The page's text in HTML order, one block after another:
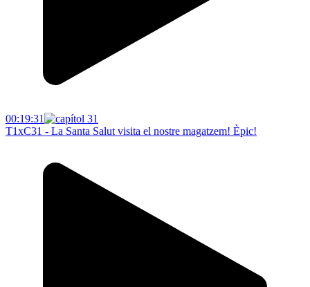
00:19:31
T1xC31 - La Santa Salut visita el nostre magatzem! Èpic!